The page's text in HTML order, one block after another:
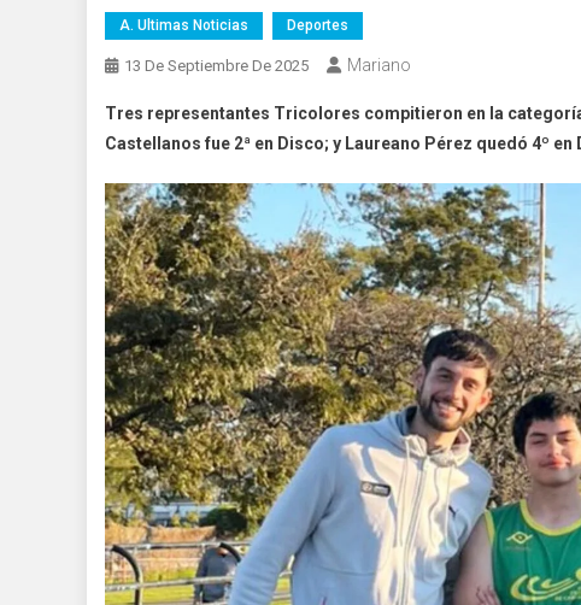
A. Ultimas Noticias Deportes
13 De Septiembre De 2025 Mariano
Tres representantes Tricolores compitieron en la
Castellanos fue 2ª en Disco; y Laureano Pérez quedó 4º en